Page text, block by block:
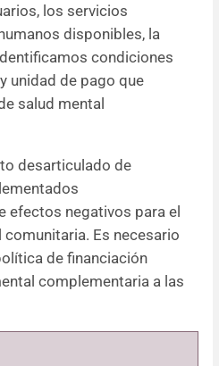
los servicios
disponibles, la
condiciones
unidad de pago que
salud mental
desarticulado de
efectos negativos para el
Es necesario
de financiación
complementaria a las